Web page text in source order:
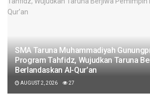
SMA Taruna Muhammadiyah
Program Tahfidz, Wujudkan Taruna
Berlandaskan Al-Qur’an
AUGUST 2, 2026 27